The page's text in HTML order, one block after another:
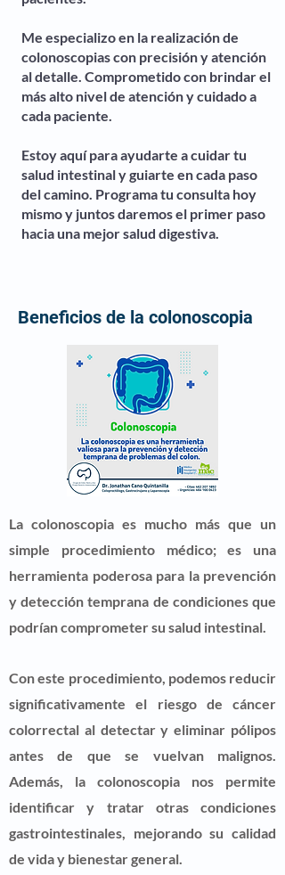
Me especializo en la realización de
colonoscopias con precisión y atención
al detalle. Comprometido con brindar el
más alto nivel de atención y cuidado a
cada paciente.
Estoy aquí para ayudarte a cuidar tu
salud intestinal y guiarte en cada paso
del camino. Programa tu consulta hoy
mismo y juntos daremos el primer paso
hacia una mejor salud digestiva.
Beneficios de la colonoscopia
La colonoscopia es mucho más que un
simple procedimiento médico; es una
herramienta poderosa para la prevención
y detección temprana de condiciones que
podrían comprometer su salud intestinal.
Con este procedimiento, podemos reducir
significativamente el riesgo de cáncer
colorrectal al detectar y eliminar pólipos
antes de que se vuelvan malignos.
Además, la colonoscopia nos permite
identificar y tratar otras condiciones
gastrointestinales, mejorando su calidad
de vida y bienestar general.